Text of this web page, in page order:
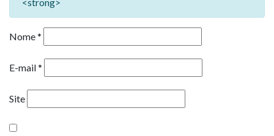
Nome*
E-mail*
Site